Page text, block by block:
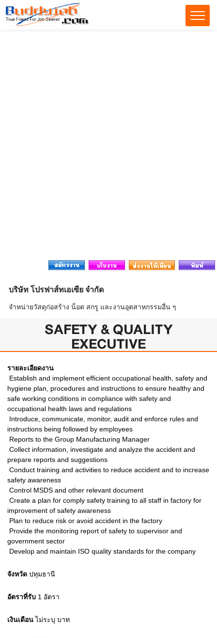
บริษัท โปรฟาส์ทเอเซีย จำกัด
จำหน่ายวัสดุก่อสร้าง น็อต สกรู และงานอุตสาหกรรมอื่น ๆ
SAFETY & QUALITY
EXECUTIVE
รายละเอียดงาน
 Establish and implement efficient occupational health, safety and
hygiene plan, procedures and instructions to ensure healthy and
safe working conditions in compliance with safety and
occupational health laws and regulations
 Introduce, communicate, monitor, audit and enforce rules and
instructions being followed by employees
 Reports to the Group Manufacturing Manager
 Collect information, investigate and analyze the accident and
prepare reports and suggestions
 Conduct training and activities to reduce accident and to increase
safety awareness
 Control MSDS and other relevant document
 Create a plan for comply safety training to all staff in factory for
improvement of safety awareness
 Plan to reduce risk or avoid accident in the factory
 Provide the monitoring report of safety to supervisor and
government sector
 Develop and maintain ISO quality standards for the company
จังหวัด ปทุมธานี
อัตราที่รับ 1 อัตรา
เงินเดือนไม่ระบุ บาท